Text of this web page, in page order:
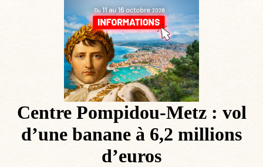
Centre Pompidou-Metz : vol
d’une banane à 6,2 millions
d’euros